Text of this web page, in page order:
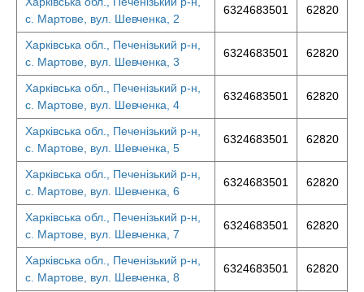
с. Мартове, вул. Шевченка, 2
6324683501 62820
Харківська обл., Печенізький р-н,
с. Мартове, вул. Шевченка, 3
6324683501 62820
Харківська обл., Печенізький р-н,
с. Мартове, вул. Шевченка, 4
6324683501 62820
Харківська обл., Печенізький р-н,
с. Мартове, вул. Шевченка, 5
6324683501 62820
Харківська обл., Печенізький р-н,
с. Мартове, вул. Шевченка, 6
6324683501 62820
Харківська обл., Печенізький р-н,
с. Мартове, вул. Шевченка, 7
6324683501 62820
Харківська обл., Печенізький р-н,
с. Мартове, вул. Шевченка, 8
6324683501 62820